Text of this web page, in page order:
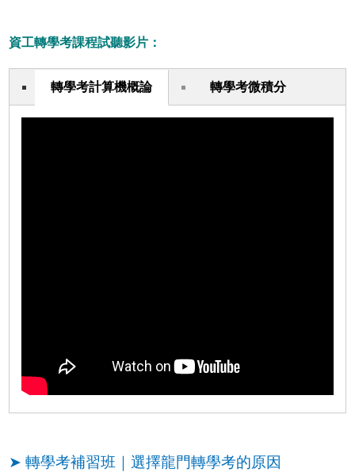
資工轉學考課程試聽影片：
轉學考計算機概論 轉學考微積分
➤ 轉學考補習班｜選擇龍門轉學考的原因